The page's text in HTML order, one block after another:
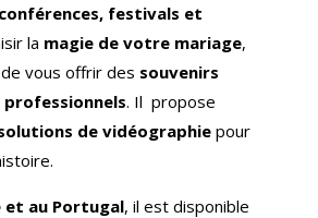
festivals et
la magie de votre mariage,
vous offrir des souvenirs
. Il propose
de vidéographiepour
et au Portugal, il est disponible